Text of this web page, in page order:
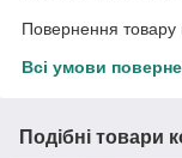
Повернення товару
Всі умови
Подібні товари